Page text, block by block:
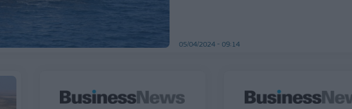
05/04/2024 - 09:14